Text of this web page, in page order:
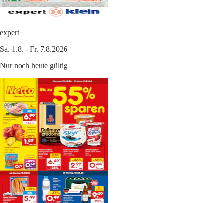
expert
Sa. 1.8. - Fr. 7.8.2026
Nur noch heute gültig